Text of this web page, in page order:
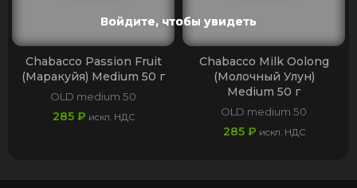
Войдите, чтобы увидеть
Chabacco Passion Fruit
(Маракуйя) Medium 50 г
OLD medium 50
285 ₽ искл. НДС
Войдите, чтобы увидеть
Chabacco Milk Oolong
(Молочный Улун)
Medium 50 г
OLD medium 50
285 ₽ искл. НДС
Войдите, чтобы увидеть